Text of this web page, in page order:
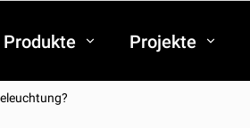
Produkte Projekte